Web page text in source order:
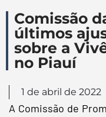
Comissão
últimos
sobre a
no Piauí
1 de abril de 2022
A Comissão de